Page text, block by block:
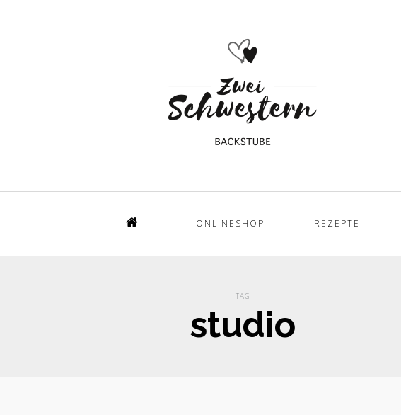
ONLINESHOP REZEPTE
TAG
studio